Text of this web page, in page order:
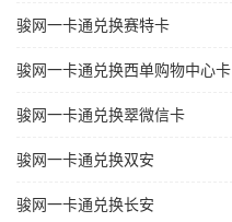
骏网一卡通兑换赛特卡
骏网一卡通兑换西单购物中心卡
骏网一卡通兑换翠微信卡
骏网一卡通兑换双安
骏网一卡通兑换长安